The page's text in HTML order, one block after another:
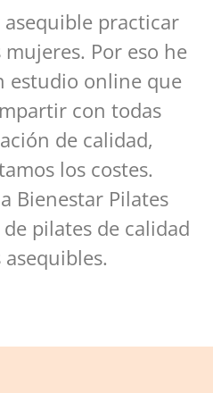
practicar
mujeres. Por eso he
estudio online que
con todas
de calidad,
los costes.
Bienestar Pilates
pilates de calidad